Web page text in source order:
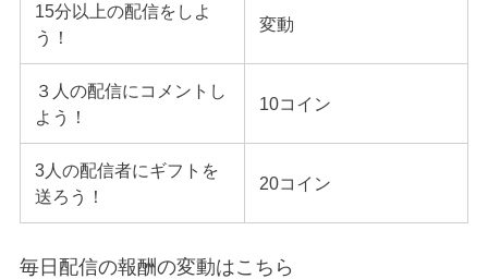
15分以上の配信をしよ
う！
変動
３人の配信にコメントし
よう！
10コイン
3人の配信者にギフトを
送ろう！
20コイン
毎日配信の報酬の変動はこちら